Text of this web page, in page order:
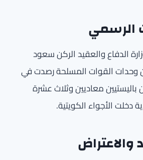
الرسمي
الدفاع والعقيد الركن سعود
وحدات القوات المسلحة رصدت في
باليستيين معاديين وثلاث عشرة
دخلت الأجواء الكويتية.
والاعتراض